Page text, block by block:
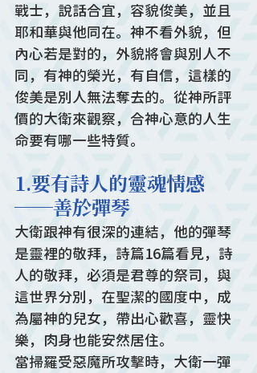
戰士，說話合宜，容貌俊美，並且
耶和華與他同在。神不看外貌，但
內心若是對的，外貌將會與別人不
同，有神的榮光，有自信，這樣的
俊美是別人無法奪去的。從神所評
價的大衛來觀察，合神心意的人生
命要有哪一些特質。
1.要有詩人的靈魂情感
──善於彈琴
大衛跟神有很深的連結，他的彈琴
是靈裡的敬拜，詩篇16篇看見，詩
人的敬拜，必須是君尊的祭司，與
這世界分別，在聖潔的國度中，成
為屬神的兒女，帶出心歡喜，靈快
樂，肉身也能安然居住。
當掃羅受惡魔所攻擊時，大衛一彈